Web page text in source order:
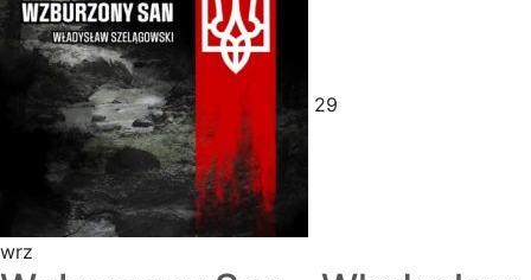
29
wrz